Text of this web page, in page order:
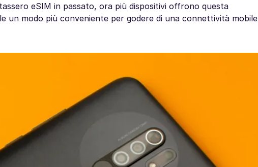
eSIM in passato, ora più dispositivi offrono questa
un modo più conveniente per godere di una connettività mobile